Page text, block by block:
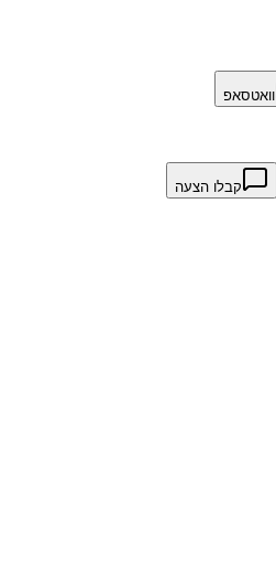
וואטסאפ
קבלו הצעה